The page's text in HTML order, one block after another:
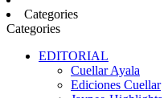
Categories
Categories
EDITORIAL
Cuellar Ayala
Ediciones Cuellar